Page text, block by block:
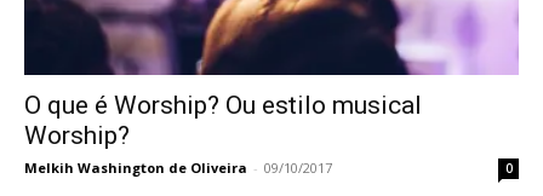
O que é Worship? Ou estilo musical
Worship?
Melkih Washington de Oliveira - 09/10/2017 0